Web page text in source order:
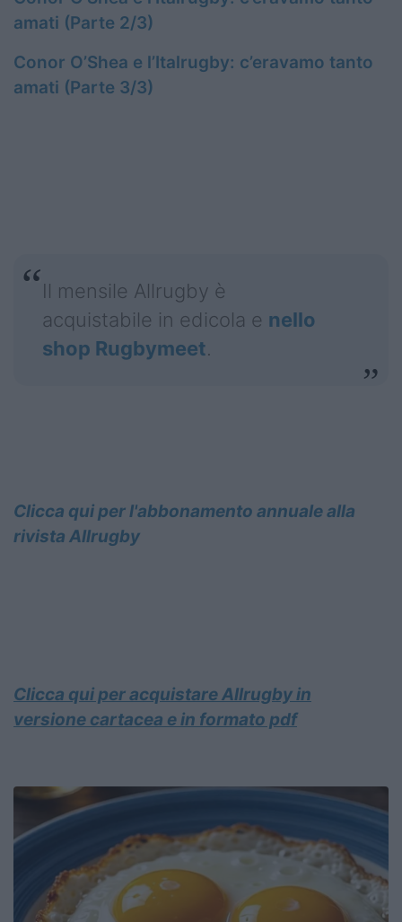
amati (Parte 2/3)
Conor O’Shea e l’Italrugby: c’eravamo tanto
amati (Parte 3/3)
Il mensile Allrugby è
acquistabile in edicola e nello
shop Rugbymeet.
Clicca qui per l'abbonamento annuale alla
rivista Allrugby
Clicca qui per acquistare Allrugby in
versione cartacea e in formato pdf